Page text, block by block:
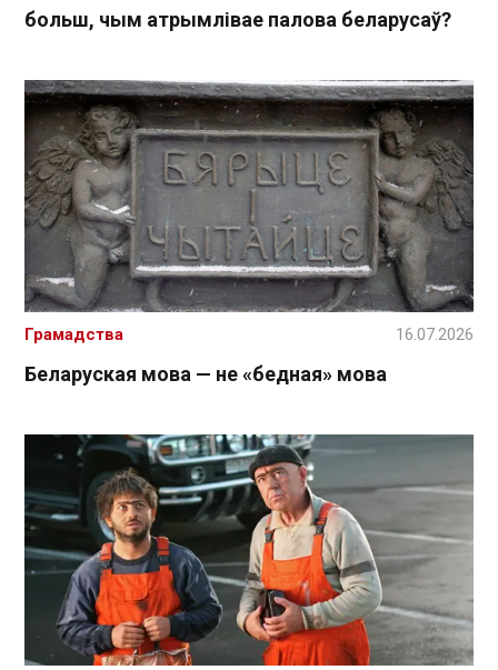
больш, чым атрымлівае палова беларусаў?
Беларуская мова — не «бедная» мова
Грамадства 16.07.2026